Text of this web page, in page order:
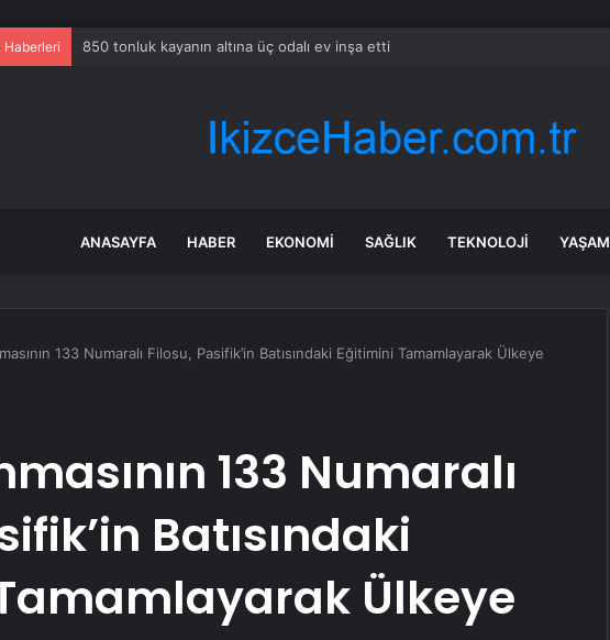
Haberleri 850 tonluk kayanın altına üç odalı ev inşa etti
ANASAYFA HABER EKONOMI SAĞLIK TEKNOLOJI YAŞAM
133 Numaralı Filosu, Pasifik’in Batısındaki Eğitimini Tamamlayarak Ülkeye
133 Numaralı
Batısındaki
Ülkeye